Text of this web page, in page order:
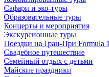
Сафари и эко-туры
Образовательные туры
Концерты и мероприятия
Экскурсионные туры
Поездки на Гран-При Formula 1
Свадебное путешествие
Семейный отдых с детьми
Майские праздники